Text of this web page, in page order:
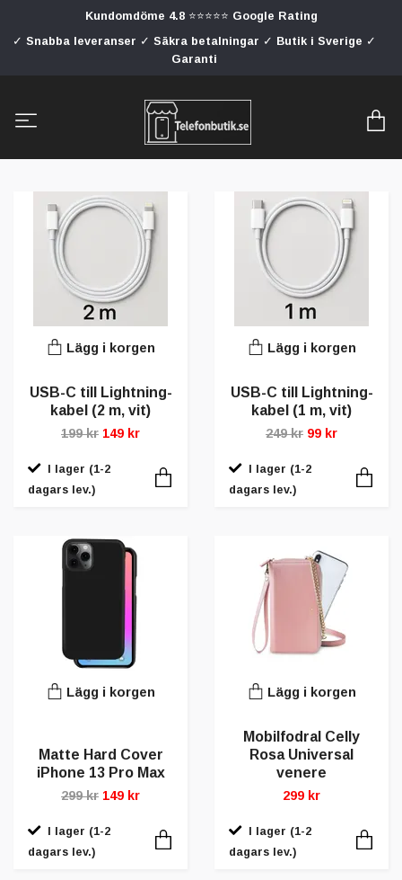
Kundomdöme 4.8 ⭐⭐⭐⭐⭐ Google Rating
✓ Snabba leveranser ✓ Säkra betalningar ✓ Butik i Sverige ✓
Garanti
Lägg i korgen
USB-C till Lightning-
kabel (2 m, vit)
199 kr 149 kr
I lager (1-2
dagars lev.)
Lägg i korgen
USB-C till Lightning-
kabel (1 m, vit)
249 kr 99 kr
I lager (1-2
dagars lev.)
Lägg i korgen
Matte Hard Cover
iPhone 13 Pro Max
299 kr 149 kr
I lager (1-2
dagars lev.)
Lägg i korgen
Mobilfodral Celly
Rosa Universal
venere
299 kr
I lager (1-2
dagars lev.)